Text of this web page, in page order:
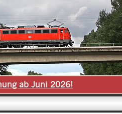
ab Juni 2026!